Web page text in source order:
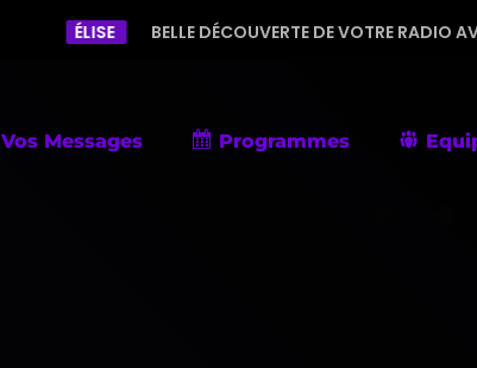
BELLE DÉCOUVERTE DE VOTRE RADIO AVEC UNE
Vos Messages Programmes